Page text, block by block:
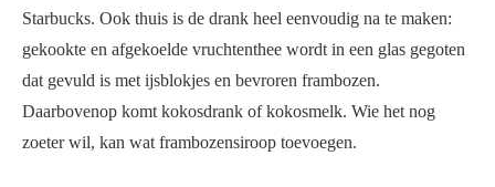
Starbucks. Ook thuis is de drank heel eenvoudig na te maken:
gekookte en afgekoelde vruchtenthee wordt in een glas gegoten
dat gevuld is met ijsblokjes en bevroren frambozen.
Daarbovenop komt kokosdrank of kokosmelk. Wie het nog
zoeter wil, kan wat frambozensiroop toevoegen.